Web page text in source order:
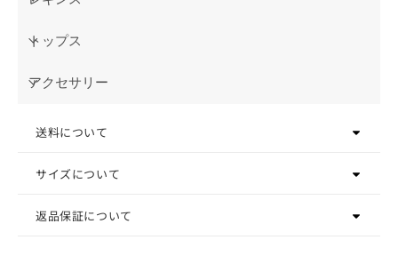
トップス
アクセサリー
送料について
サイズについて
返品保証について